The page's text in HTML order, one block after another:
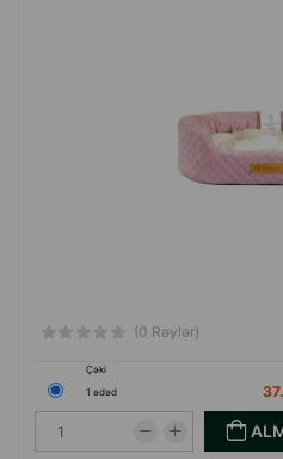
(0 Rəylər)
Çəki
1 ədəd